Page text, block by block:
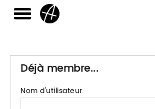
Déjà membre...
Nom d'utilisateur